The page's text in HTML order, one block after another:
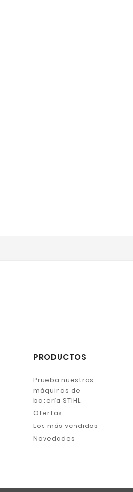
PRODUCTOS
Prueba nuestras
máquinas de
batería STIHL
Ofertas
Los más vendidos
Novedades